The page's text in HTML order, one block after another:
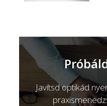
Javítsd optikád